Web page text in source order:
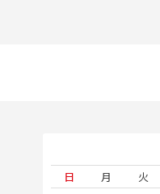
日
月 火